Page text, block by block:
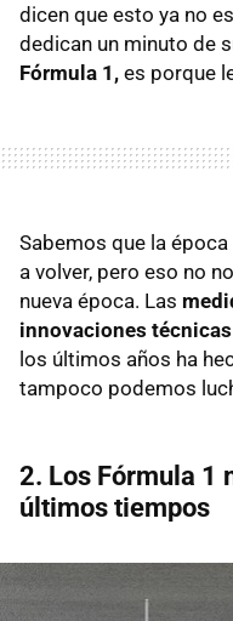
dicen que esto ya no
dedican un minuto de
Fórmula 1, es porque
Sabemos que la época
a volver, pero eso no
nueva época. Las
innovaciones técnicas
los últimos años ha
tampoco podemos
2. Los Fórmula 1
últimos tiempos